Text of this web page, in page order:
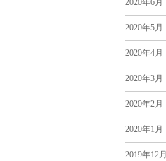
2020年6月
2020年5月
2020年4月
2020年3月
2020年2月
2020年1月
2019年12月